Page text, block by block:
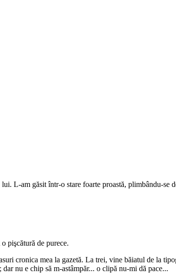
L-am găsit într-o stare foarte proastă, plimbându-se
pişcătură de purece.
cronica mea la gazetă. La trei, vine băiatul de la
nu e chip să m-astâmpăr... o clipă nu-mi dă pace...